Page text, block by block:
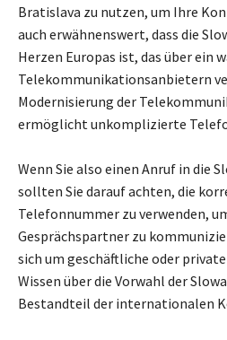
Bratislava zu nutzen, um Ihre
auch erwähnenswert, dass die
Herzen Europas ist, das über ein
Telekommunikationsanbietern
Modernisierung der
ermöglicht unkomplizierte
Wenn Sie also einen Anruf in die
sollten Sie darauf achten, die
Telefonnummer zu verwenden,
Gesprächspartner zu
sich um geschäftliche oder
Wissen über die Vorwahl der
Bestandteil der internationalen